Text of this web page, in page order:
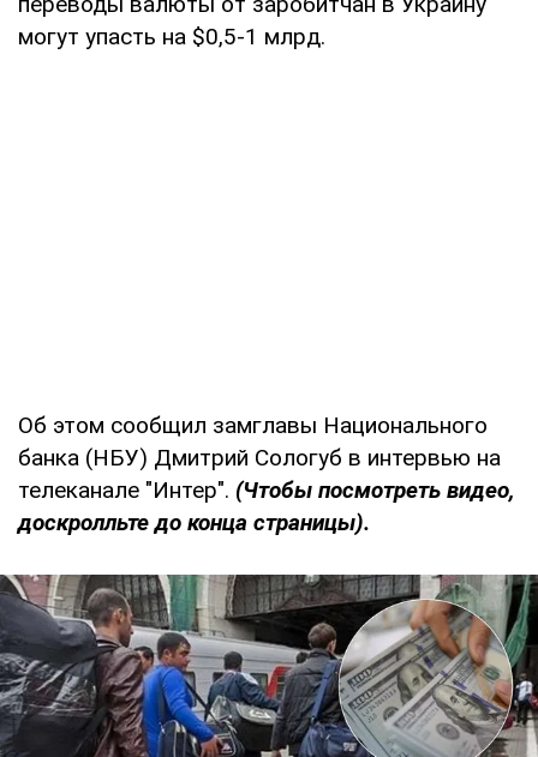
могут упасть на $0,5-1 млрд.
Об этом сообщил замглавы Национального
банка (НБУ) Дмитрий Сологуб в интервью на
телеканале "Интер". (Чтобы посмотреть видео,
доскролльте до конца страницы).